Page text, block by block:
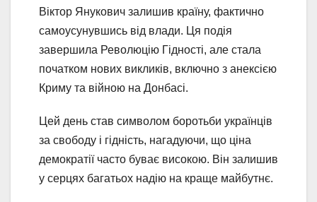
Віктор Янукович залишив країну, фактично
самоусунувшись від влади. Ця подія
завершила Революцію Гідності, але стала
початком нових викликів, включно з анексією
Криму та війною на Донбасі.
Цей день став символом боротьби українців
за свободу і гідність, нагадуючи, що ціна
демократії часто буває високою. Він залишив
у серцях багатьох надію на краще майбутнє.